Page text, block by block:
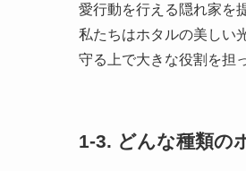
愛行動を行える隠れ家を
私たちはホタルの美しい
守る上で大きな役割を担
1-3. どんな種類の